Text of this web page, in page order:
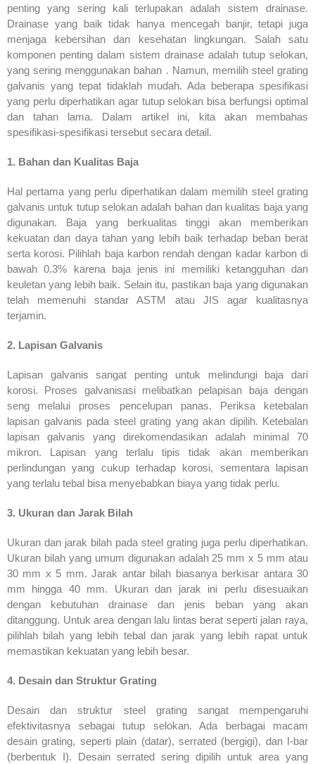
penting yang sering kali terlupakan adalah sistem drainase.
Drainase yang baik tidak hanya mencegah banjir, tetapi juga
menjaga kebersihan dan kesehatan lingkungan. Salah satu
komponen penting dalam sistem drainase adalah tutup selokan,
yang sering menggunakan bahan . Namun, memilih steel grating
galvanis yang tepat tidaklah mudah. Ada beberapa spesifikasi
yang perlu diperhatikan agar tutup selokan bisa berfungsi optimal
dan tahan lama. Dalam artikel ini, kita akan membahas
spesifikasi-spesifikasi tersebut secara detail.
1. Bahan dan Kualitas Baja
Hal pertama yang perlu diperhatikan dalam memilih steel grating
galvanis untuk tutup selokan adalah bahan dan kualitas baja yang
digunakan. Baja yang berkualitas tinggi akan memberikan
kekuatan dan daya tahan yang lebih baik terhadap beban berat
serta korosi. Pilihlah baja karbon rendah dengan kadar karbon di
bawah 0.3% karena baja jenis ini memiliki ketangguhan dan
keuletan yang lebih baik. Selain itu, pastikan baja yang digunakan
telah memenuhi standar ASTM atau JIS agar kualitasnya
terjamin.
2. Lapisan Galvanis
Lapisan galvanis sangat penting untuk melindungi baja dari
korosi. Proses galvanisasi melibatkan pelapisan baja dengan
seng melalui proses pencelupan panas. Periksa ketebalan
lapisan galvanis pada steel grating yang akan dipilih. Ketebalan
lapisan galvanis yang direkomendasikan adalah minimal 70
mikron. Lapisan yang terlalu tipis tidak akan memberikan
perlindungan yang cukup terhadap korosi, sementara lapisan
yang terlalu tebal bisa menyebabkan biaya yang tidak perlu.
3. Ukuran dan Jarak Bilah
Ukuran dan jarak bilah pada steel grating juga perlu diperhatikan.
Ukuran bilah yang umum digunakan adalah 25 mm x 5 mm atau
30 mm x 5 mm. Jarak antar bilah biasanya berkisar antara 30
mm hingga 40 mm. Ukuran dan jarak ini perlu disesuaikan
dengan kebutuhan drainase dan jenis beban yang akan
ditanggung. Untuk area dengan lalu lintas berat seperti jalan raya,
pilihlah bilah yang lebih tebal dan jarak yang lebih rapat untuk
memastikan kekuatan yang lebih besar.
4. Desain dan Struktur Grating
Desain dan struktur steel grating sangat mempengaruhi
efektivitasnya sebagai tutup selokan. Ada berbagai macam
desain grating, seperti plain (datar), serrated (bergigi), dan I-bar
(berbentuk I). Desain serrated sering dipilih untuk area yang